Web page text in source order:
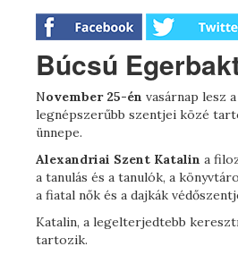
Búcsú
November 25-én vasárnap lesz
legnépszerűbb szentjei közé
ünnepe.
Alexandriai Szent Katalin a
a tanulás és a tanulók, a
a fiatal nők és a dajkák
Katalin, a legelterjedtebb
tartozik.